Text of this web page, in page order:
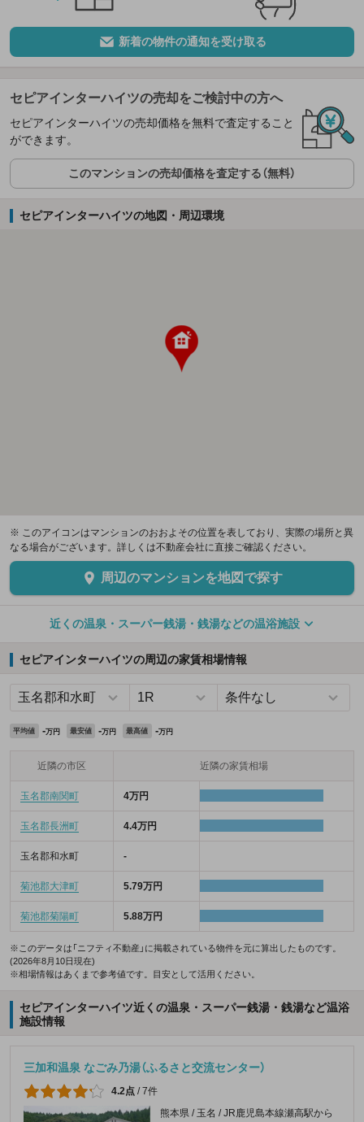
新着の物件の通知を受け取る
セピアインターハイツの売却をご検討中の方へ
セピアインターハイツの売却価格を無料で査定すること
ができます。
このマンションの売却価格を査定する（無料）
セピアインターハイツの地図・周辺環境
※ このアイコンはマンションのおおよその位置を表しており、実際の場所と異
なる場合がございます。詳しくは不動産会社に直接ご確認ください。
周辺のマンションを地図で探す
近くの温泉・スーパー銭湯・銭湯などの温浴施設
セピアインターハイツの周辺の家賃相場情報
平均値 -万円 最安値 -万円 最高値 -万円
近隣の市区 近隣の家賃相場
玉名郡南関町 4万円
玉名郡長洲町 4.4万円
玉名郡和水町 -
菊池郡大津町 5.79万円
菊池郡菊陽町 5.88万円
※このデータは「ニフティ不動産」に掲載されている物件を元に算出したものです。
(2026年8月10日現在)
※相場情報はあくまで参考値です。目安として活用ください。
セピアインターハイツ近くの温泉・スーパー銭湯・銭湯など温浴
施設情報
三加和温泉 なごみ乃湯（ふるさと交流センター）
4.2点 /7件
熊本県 / 玉名 / JR鹿児島本線瀬高駅から